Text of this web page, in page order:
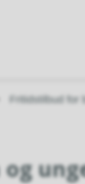
Fritidstilbud for